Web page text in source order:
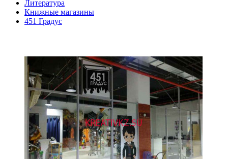
Литература
Книжные магазины
451 Градус